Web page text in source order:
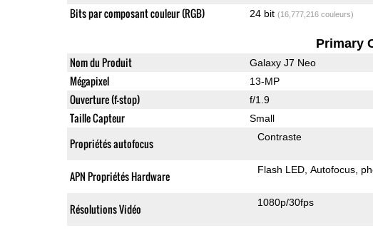
Bits par composant couleur (RGB) 24 bit (16,777,216 couleurs)
Primary
Nom du Produit Galaxy J7 Neo
Mégapixel 13-MP
Ouverture (f-stop) f/1.9
Taille Capteur Small
Propriétés autofocus Contraste
APN Propriétés Hardware Flash LED Autofocus
Résolutions Vidéo 1080p/30fps